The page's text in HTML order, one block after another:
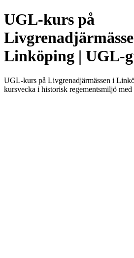
UGL-kurs på
Linköping | UGL-
UGL-kurs på Livgrenadjärmässen i
kursvecka i historisk regementsmiljö med